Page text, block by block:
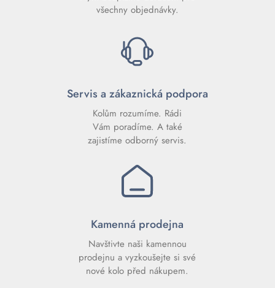
všechny objednávky.
Servis a zákaznická podpora
Kolům rozumíme. Rádi
Vám poradíme. A také
zajistíme odborný servis.
Kamenná prodejna
Navštivte naši kamennou
prodejnu a vyzkoušejte si své
nové kolo před nákupem.